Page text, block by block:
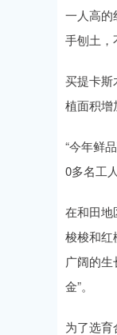
一人高的
手刨土，
买提卡斯
植面积增
“今年鲜
0多名工
在和田地
梭梭和红
广阔的
金”。
为了选